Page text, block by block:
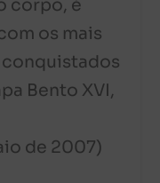
corpo, é
os mais
Bento XVI,
de 2007)